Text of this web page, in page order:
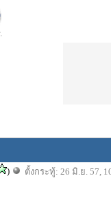
) ตั้งกระทู้: 26 มิ.ย. 57,